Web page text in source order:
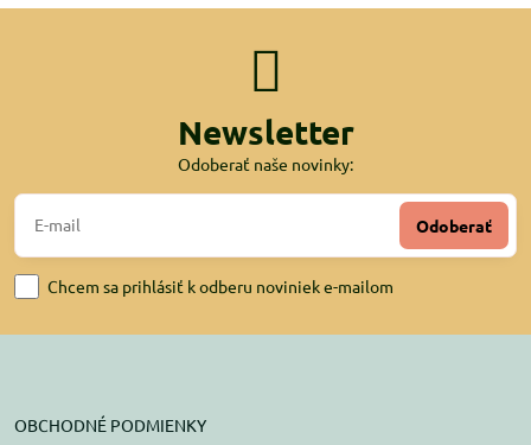
Newsletter
Odoberať naše novinky:
Odoberať
Chcem sa prihlásiť k odberu noviniek e-mailom
OBCHODNÉ PODMIENKY